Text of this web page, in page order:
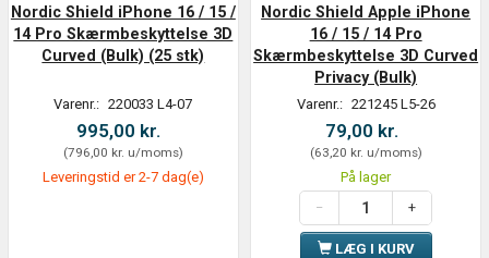
Nordic Shield iPhone 16 / 15 /
14 Pro Skærmbeskyttelse 3D
Curved (Bulk) (25 stk)
Varenr.: 220033 L4-07
995,00 kr.
(796,00 kr. u/moms)
Leveringstid er 2-7 dag(e)
Nordic Shield Apple iPhone
16 / 15 / 14 Pro
Skærmbeskyttelse 3D Curved
Privacy (Bulk)
Varenr.: 221245 L5-26
79,00 kr.
(63,20 kr. u/moms)
På lager
LÆG I KURV